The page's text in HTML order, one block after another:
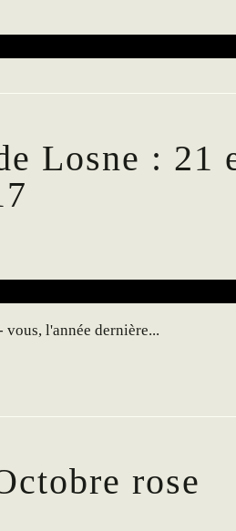
Losne : 21
l'année dernière...
rose